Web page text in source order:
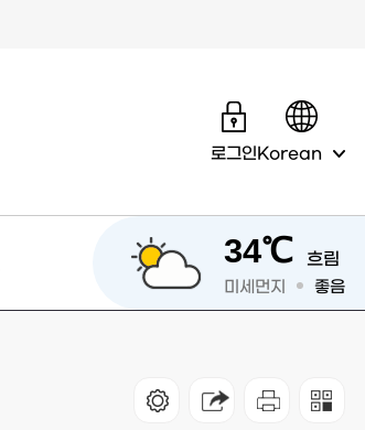
로그인Korean
34℃ 흐림
미세먼지 좋음